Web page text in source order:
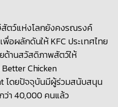
ตว์แห่งโลกยังคงรณรงค์
พื่อผลักดันให้KFC ประเทศไทย
านสวัสดิภาพสัตว์ให้
etter Chicken
โดยปัจจุบันมีผู้ร่วมสนับสนุน
ว่า 40,000 คนแล้ว